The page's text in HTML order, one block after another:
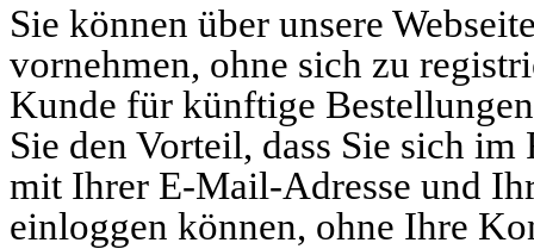
Sie können über unsere
vornehmen, ohne sich zu
Kunde für künftige
Sie den Vorteil, dass Sie sich
mit Ihrer E-Mail-Adresse und
einloggen können, ohne Ihre